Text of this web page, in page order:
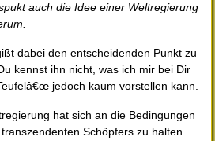
auch die Idee einer Weltregierung
dabei den entscheidenden Punkt zu
kennst ihn nicht, was ich mir bei Dir
jedoch kaum vorstellen kann.
hat sich an die Bedingungen
Schöpfers zu halten.